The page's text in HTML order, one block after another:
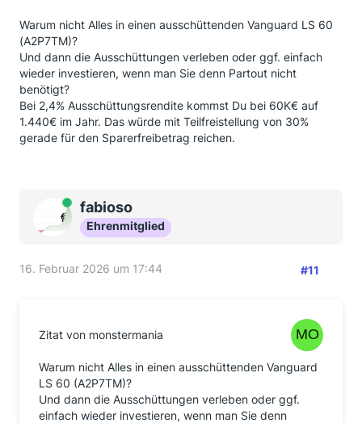
Warum nicht Alles in einen ausschüttenden Vanguard LS 60
(A2P7TM)?
Und dann die Ausschüttungen verleben oder ggf. einfach
wieder investieren, wenn man Sie denn Partout nicht
benötigt?
Bei 2,4% Ausschüttungsrendite kommst Du bei 60K€ auf
1.440€ im Jahr. Das würde mit Teilfreistellung von 30%
gerade für den Sparerfreibetrag reichen.
Onlinefabioso
Ehrenmitglied
16. Februar 2026 um 17:44 #11
Zitat von monstermania
Warum nicht Alles in einen ausschüttenden Vanguard
LS 60 (A2P7TM)?
Und dann die Ausschüttungen verleben oder ggf.
einfach wieder investieren, wenn man Sie denn